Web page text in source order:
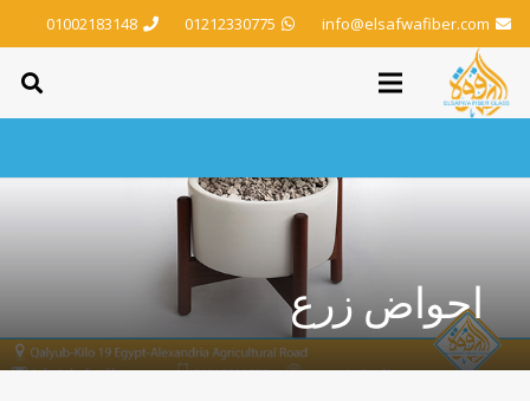
info@elsafwafiber.com
01212330775
01002183148
احواض زرع